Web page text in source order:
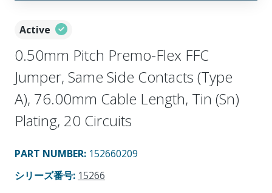
Active
0.50mm Pitch Premo-Flex FFC
Jumper, Same Side Contacts (Type
A), 76.00mm Cable Length, Tin (Sn)
Plating, 20 Circuits
PART NUMBER: 152660209
シリーズ番号: 15266